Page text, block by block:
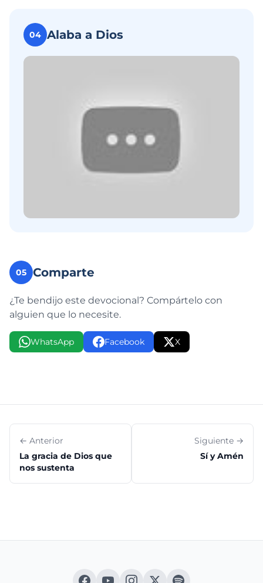
04 Alaba a Dios
05 Comparte
¿Te bendijo este devocional? Compártelo con
alguien que lo necesite.
WhatsApp Facebook X
← Anterior
La gracia de Dios que
nos sustenta
Siguiente →
Sí y Amén